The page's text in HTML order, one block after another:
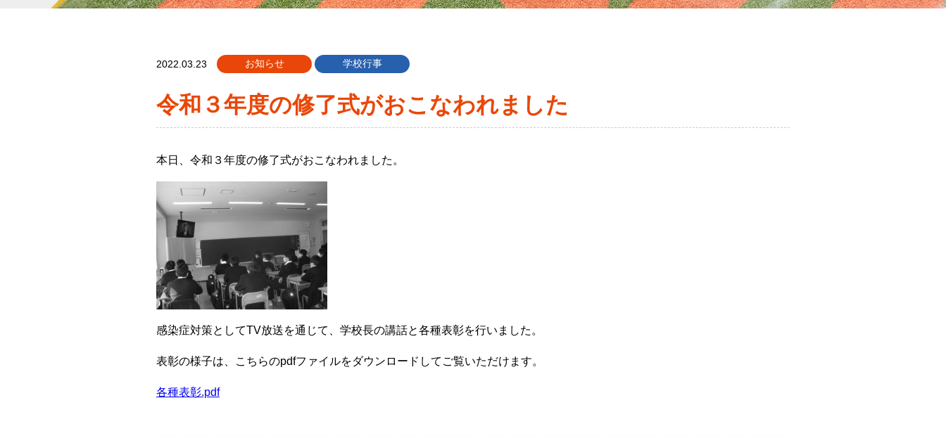
2022.03.23 お知らせ 学校行事
令和３年度の修了式がおこなわれました
本日、令和３年度の修了式がおこなわれました。
感染症対策としてTV放送を通じて、学校長の講話と各種表彰を行いました。
表彰の様子は、こちらのpdfファイルをダウンロードしてご覧いただけます。
各種表彰.pdf